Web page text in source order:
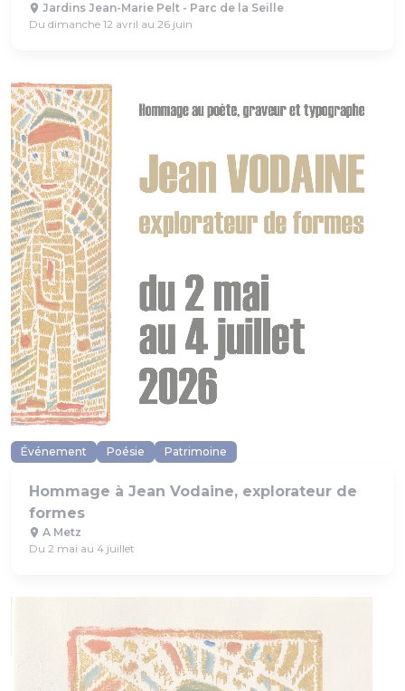
Jardins Jean-Marie Pelt - Parc de la Seille
Du dimanche 12 avril au 26 juin
Événement Poésie Patrimoine
Hommage à Jean Vodaine, explorateur de
formes
A Metz
Du 2 mai au 4 juillet